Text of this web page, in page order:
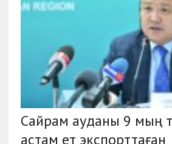
Сайрам ауданы 9 мың
астам ет экспорттаған